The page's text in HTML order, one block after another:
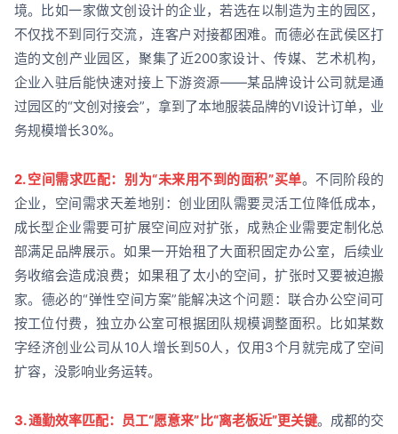
境。比如一家做文创设计的企业，若选在以制造为主的园区，
不仅找不到同行交流，连客户对接都困难。而德必在武侯区打
造的文创产业园区，聚集了近200家设计、传媒、艺术机构，
企业入驻后能快速对接上下游资源——某品牌设计公司就是通
过园区的“文创对接会”，拿到了本地服装品牌的VI设计订单，业
务规模增长30%。
2. 空间需求匹配：别为“未来用不到的面积”买单。不同阶段的
企业，空间需求天差地别：创业团队需要灵活工位降低成本，
成长型企业需要可扩展空间应对扩张，成熟企业需要定制化总
部满足品牌展示。如果一开始租了大面积固定办公室，后续业
务收缩会造成浪费；如果租了太小的空间，扩张时又要被迫搬
家。德必的“弹性空间方案”能解决这个问题：联合办公空间可
按工位付费，独立办公室可根据团队规模调整面积。比如某数
字经济创业公司从10人增长到50人，仅用3个月就完成了空间
扩容，没影响业务运转。
3. 通勤效率匹配：员工“愿意来”比“离老板近”更关键。成都的交